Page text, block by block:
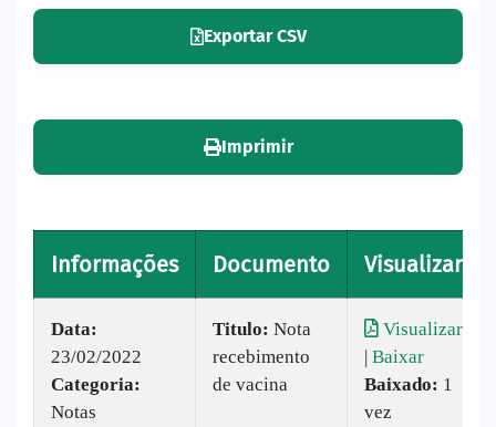
Exportar CSV
Imprimir
Informações Documento Visualizar
Data:
23/02/2022
Categoria:
Notas
Titulo: Nota
recebimento
de vacina
Visualizar
| Baixar
Baixado: 1
vez